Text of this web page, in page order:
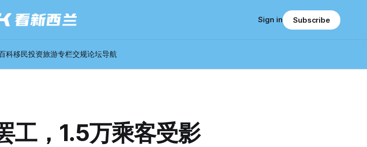
科移民投资旅游专栏交规论坛导航
Sign in Subscribe
工，1.5万乘客受影